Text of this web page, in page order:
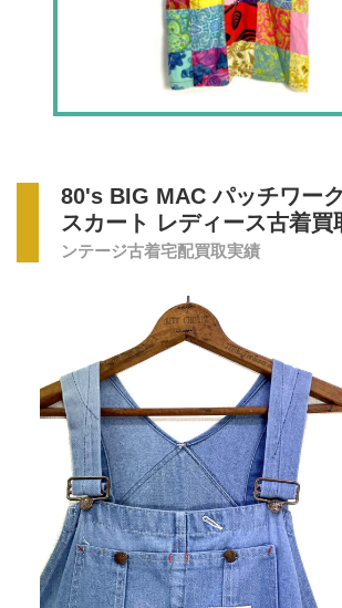
80's BIG MAC パッチワー
スカート レディース古着買
ンテージ古着宅配買取実績